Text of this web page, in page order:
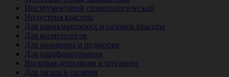
Инструментарий стоматологический
Индустрия красоты
Для парикмахерских и салонов красоты
Для косметологов
Для маникюра и педикюра
Для парафинотерапии
Восковая депиляция и шугаринг
Для загара и солярия